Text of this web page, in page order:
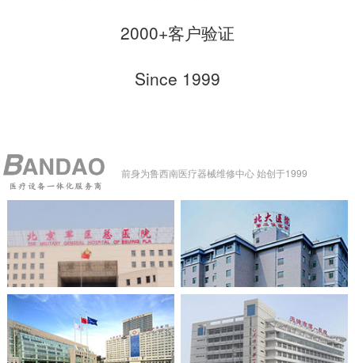
2000+客户验证
Since 1999
前身为鲁西南医疗器械维修中心 始创于1999